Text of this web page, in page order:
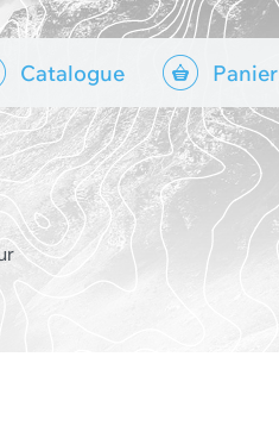
Catalogue Panier